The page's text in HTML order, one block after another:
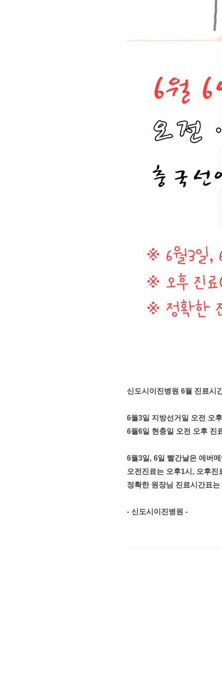
신도시이진병원 6월 진료시
6월3일 지방선거일 오전 오
6월6일 현충일 오전 오후 진
6월3일, 6일 빨간날은 에버
오전진료는 오후1시, 오후
정확한 원장님 진료시간표
- 신도시이진병원 -